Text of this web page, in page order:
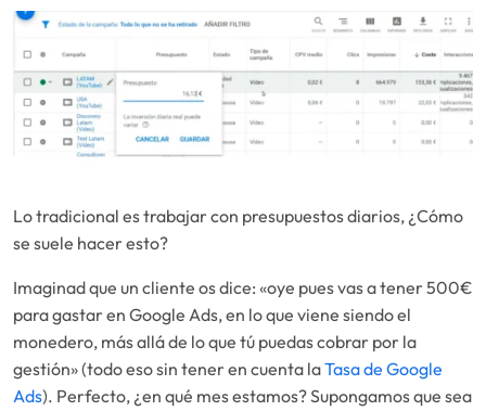
Lo tradicional es trabajar con presupuestos diarios, ¿Cómo
se suele hacer esto?
Imaginad que un cliente os dice: «oye pues vas a tener 500€
para gastar en Google Ads, en lo que viene siendo el
monedero, más allá de lo que tú puedas cobrar por la
gestión» (todo eso sin tener en cuenta laTasa de Google
Ads). Perfecto, ¿en qué mes estamos? Supongamos que sea